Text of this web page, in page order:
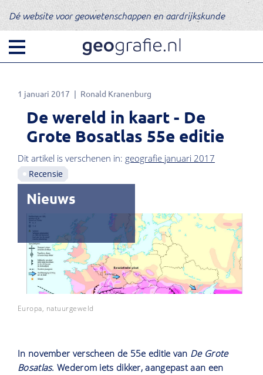
Dé website voor geowetenschappen en aardrijkskunde
1 januari 2017 Ronald Kranenburg
De wereld in kaart - De
Grote Bosatlas 55e editie
Dit artikel is verschenen in: geografie januari 2017
Recensie
Nieuws
Europa, natuurgeweld
In november verscheen de 55e editie van De Grote
Bosatlas. Wederom iets dikker, aangepast aan een